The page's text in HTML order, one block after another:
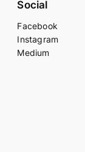
Social
Facebook
Instagram
Medium